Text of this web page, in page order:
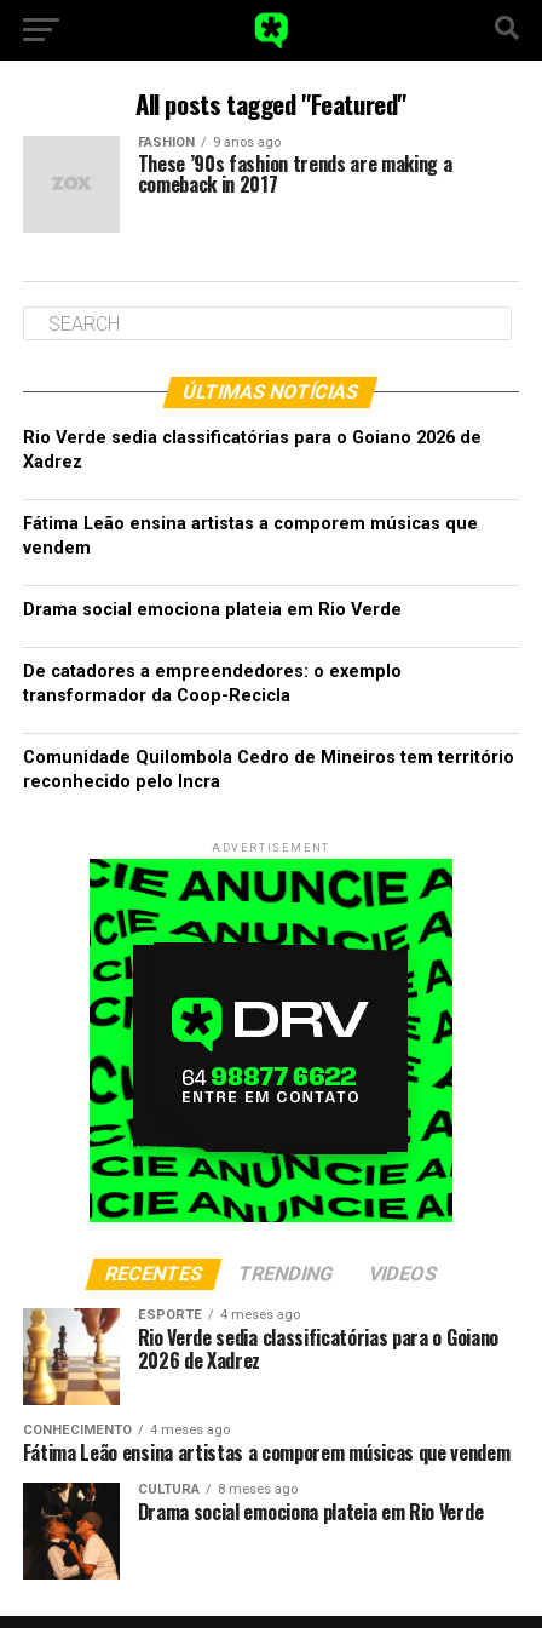
All posts tagged "Featured"
FASHION 9 anos ago
These ’90s fashion trends are making a
comeback in 2017
ÚLTIMAS NOTÍCIAS
Rio Verde sedia classificatórias para o Goiano 2026 de
Xadrez
Fátima Leão ensina artistas a comporem músicas que
vendem
Drama social emociona plateia em Rio Verde
De catadores a empreendedores: o exemplo
transformador da Coop-Recicla
Comunidade Quilombola Cedro de Mineiros tem território
reconhecido pelo Incra
ADVERTISEMENT
RECENTES TRENDING VIDEOS
ESPORTE 4 meses ago
Rio Verde sedia classificatórias para o Goiano
2026 de Xadrez
CONHECIMENTO 4 meses ago
Fátima Leão ensina artistas a comporem músicas que vendem
CULTURA 8 meses ago
Drama social emociona plateia em Rio Verde